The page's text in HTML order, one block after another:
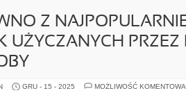
Z
UŻYCZANYCH PRZEZ
GRU - 15 - 2025 MOŻLIWOŚĆ